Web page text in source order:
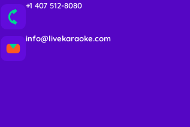
+1 407 512-8080
info@livekaraoke.com